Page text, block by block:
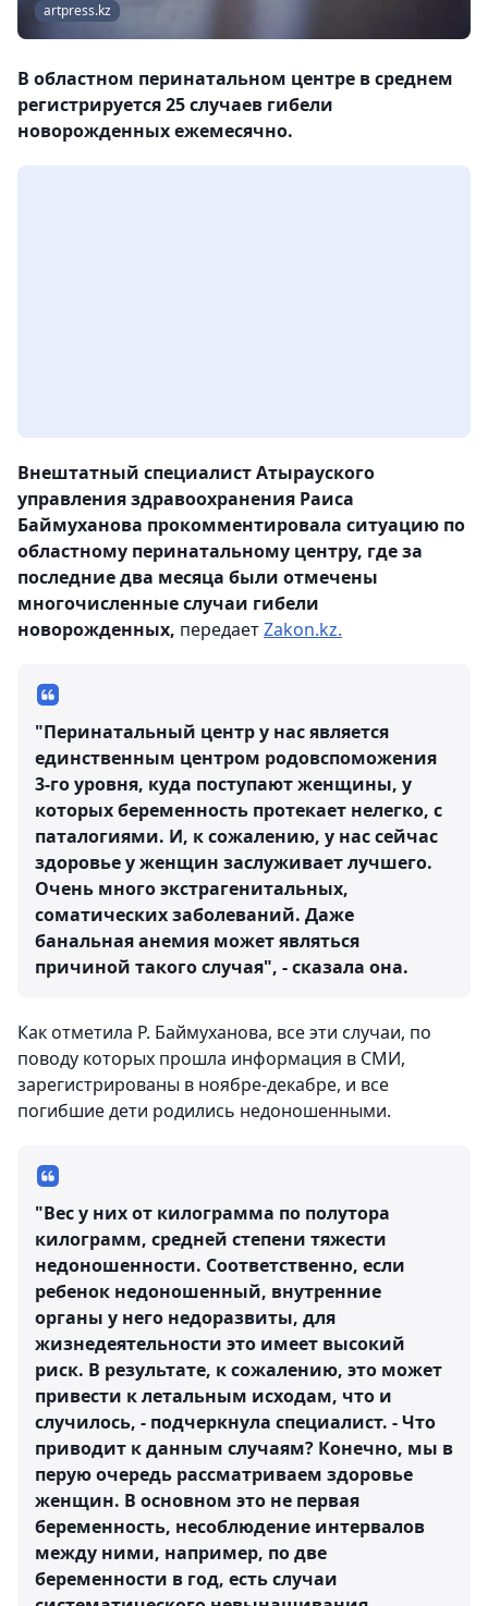
artpress.kz
В областном перинатальном центре в среднем
регистрируется 25 случаев гибели
новорожденных ежемесячно.
Внештатный специалист Атырауского
управления здравоохранения Раиса
Баймуханова прокомментировала ситуацию по
областному перинатальному центру, где за
последние два месяца были отмечены
многочисленные случаи гибели
новорожденных, передаетZakon.kz.
"Перинатальный центр у нас является
единственным центром родовспоможения
3-го уровня, куда поступают женщины, у
которых беременность протекает нелегко, с
паталогиями. И, к сожалению, у нас сейчас
здоровье у женщин заслуживает лучшего.
Очень много экстрагенитальных,
соматических заболеваний. Даже
банальная анемия может являться
причиной такого случая", - сказала она.
Как отметила Р. Баймуханова, все эти случаи, по
поводу которых прошла информация в СМИ,
зарегистрированы в ноябре-декабре, и все
погибшие дети родились недоношенными.
"Вес у них от килограмма по полутора
килограмм, средней степени тяжести
недоношенности. Соответственно, если
ребенок недоношенный, внутренние
органы у него недоразвиты, для
жизнедеятельности это имеет высокий
риск. В результате, к сожалению, это может
привести к летальным исходам, что и
случилось, - подчеркнула специалист. - Что
приводит к данным случаям? Конечно, мы в
перую очередь рассматриваем здоровье
женщин. В основном это не первая
беременность, несоблюдение интервалов
между ними, например, по две
беременности в год, есть случаи